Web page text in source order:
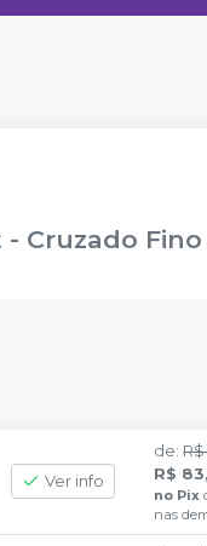
Cruzado Fino
Ver info
de:
R$
no Pix
nas